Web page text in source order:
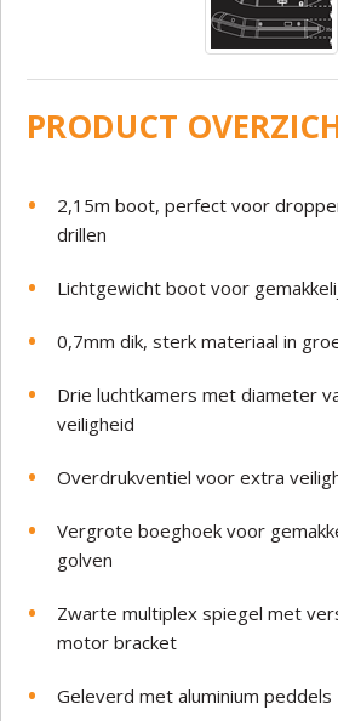
PRODUCT
2,15m boot, perfect voor
drillen
Lichtgewicht boot voor
0,7mm dik, sterk materiaal in
Drie luchtkamers met diameter
veiligheid
Overdrukventiel voor extra
Vergrote boeghoek voor
golven
Zwarte multiplex spiegel met
motor bracket
Geleverd met aluminium peddels